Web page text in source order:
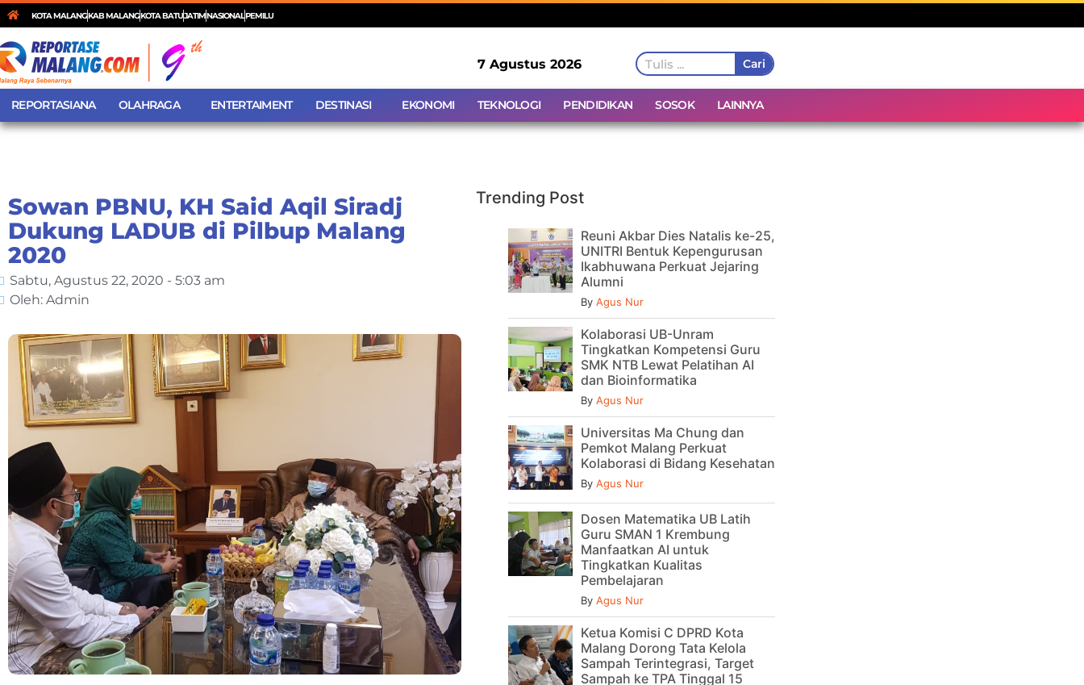
KOTA MALANGKAB MALANGKOTA BATUJATIMNASIONALPEMILU
7 Agustus 2026 Cari
REPORTASIANA OLAHRAGA ENTERTAIMENT DESTINASI EKONOMI TEKNOLOGI PENDIDIKAN SOSOK LAINNYA
Sowan PBNU, KH Said Aqil Siradj
Dukung LADUB di Pilbup Malang
2020
Sabtu, Agustus 22, 2020 - 5:03 am
Oleh: Admin
Trending Post
Reuni Akbar Dies Natalis ke-25,
UNITRI Bentuk Kepengurusan
Ikabhuwana Perkuat Jejaring
Alumni
By Agus Nur
Kolaborasi UB-Unram
Tingkatkan Kompetensi Guru
SMK NTB Lewat Pelatihan AI
dan Bioinformatika
By Agus Nur
Universitas Ma Chung dan
Pemkot Malang Perkuat
Kolaborasi di Bidang Kesehatan
By Agus Nur
Dosen Matematika UB Latih
Guru SMAN 1 Krembung
Manfaatkan AI untuk
Tingkatkan Kualitas
Pembelajaran
By Agus Nur
Ketua Komisi C DPRD Kota
Malang Dorong Tata Kelola
Sampah Terintegrasi, Target
Sampah ke TPA Tinggal 15